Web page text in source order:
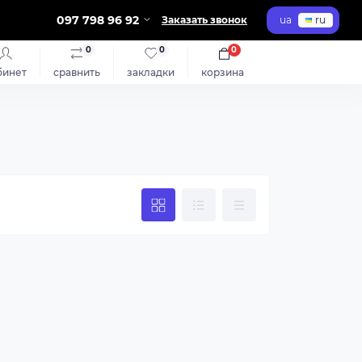
097 798 96 92 Заказать звонок ua ru
сравнить
0
закладки
0
корзина
0